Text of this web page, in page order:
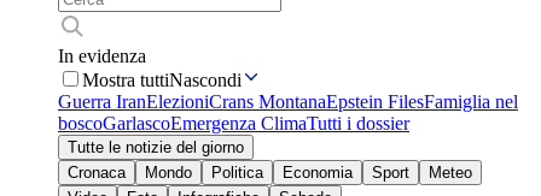
In evidenza
Mostra tuttiNascondi
Guerra IranElezioniCrans MontanaEpstein FilesFamiglia nel
boscoGarlascoEmergenza ClimaTutti i dossier
Tutte le notizie del giorno
Cronaca
Mondo Politica Economia Sport
Meteo